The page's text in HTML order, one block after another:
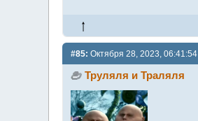
#85: Октября 28, 2023, 06:41:54
Труляля и Траляля